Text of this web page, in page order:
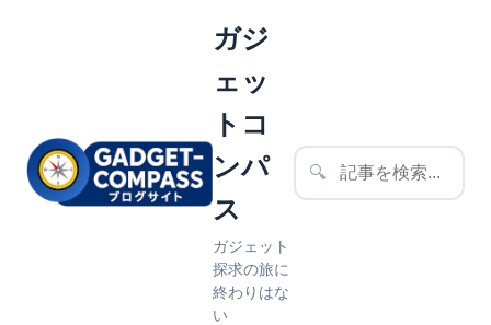
ガジ
ェッ
トコ
ンパ
ス
ガジェット
探求の旅に
終わりはな
い
🔍